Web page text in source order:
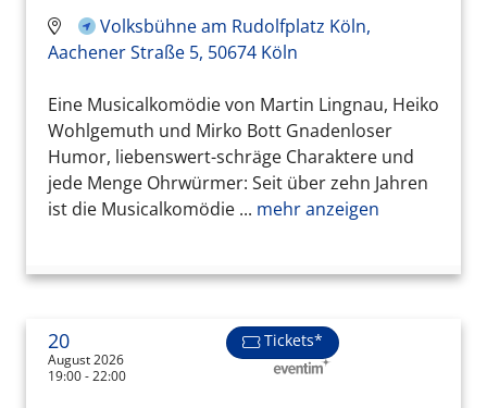
Volksbühne am Rudolfplatz Köln,
Aachener Straße 5, 50674 Köln
Eine Musicalkomödie von Martin Lingnau, Heiko
Wohlgemuth und Mirko Bott Gnadenloser
Humor, liebenswert-schräge Charaktere und
jede Menge Ohrwürmer: Seit über zehn Jahren
ist die Musicalkomödie ... mehr anzeigen
20
August 2026
19:00 - 22:00
Tickets*